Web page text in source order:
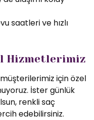
saatleri ve hızlı
Hizmetlerimiz
için özel
İster günlük
renkli saç
edebilirsiniz.